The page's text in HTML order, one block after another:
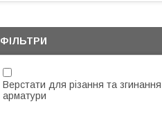
ФІЛЬТРИ
Верстати для різання та згинання
арматури